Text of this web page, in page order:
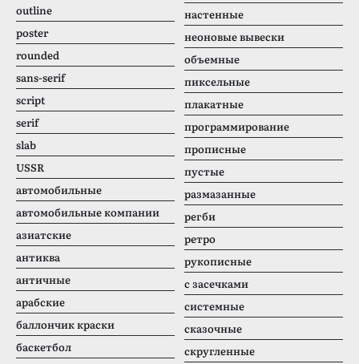
outline
poster
rounded
sans-serif
script
serif
slab
USSR
автомобильные
автомобильные компании
азиатские
антиква
античные
арабские
баллончик краски
баскетбол
настенные
неоновые вывески
объемные
пиксельные
плакатные
программирование
прописные
пустые
размазанные
регби
ретро
рукописные
с засечками
системные
сказочные
скругленные